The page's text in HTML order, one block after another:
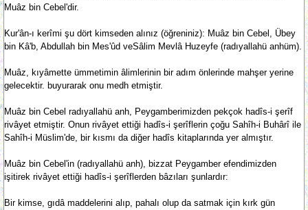
Muâz bin Cebel'dir.
Kur'ân-ı kerîmi şu dört kimseden alınız (öğreniniz): Muâz bin Cebel, Übey
bin Kâ'b, Abdullah bin Mes'ûd veSâlim Mevlâ Huzeyfe (radıyallahü anhüm).
Muâz, kıyâmette ümmetimin âlimlerinin bir adım önlerinde mahşer yerine
gelecektir. buyurarak onu medh etmiştir.
Muâz bin Cebel radıyallahü anh, Peygamberimizden pekçok hadîs-i şerîf
rivâyet etmiştir. Onun rivâyet ettiği hadîs-i şerîflerin çoğu Sahîh-i Buhârî ile
Sahîh-i Müslim'de, bir kısmı da diğer hadîs kitaplarında yer almıştır.
Muâz bin Cebel'in (radıyallahü anh), bizzat Peygamber efendimizden
işitirek rivâyet ettiği hadîs-i şerîflerden bâzıları şunlardır:
Bir kimse, gıdâ maddelerini alıp, pahalı olup da satmak için kırk gün